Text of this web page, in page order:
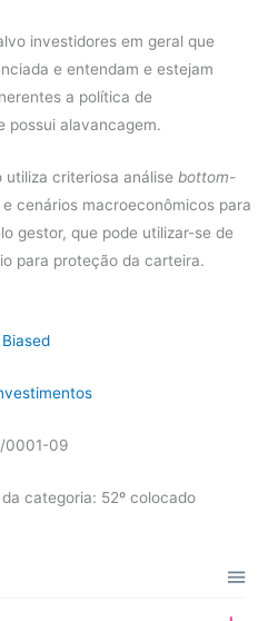
investidores em geral que
e entendam e estejam
a política de
possui alavancagem.
criteriosa análise bottom-
cenários macroeconômicos para
gestor, que pode utilizar-se de
para proteção da carteira.
0001-09
categoria: 52º colocado